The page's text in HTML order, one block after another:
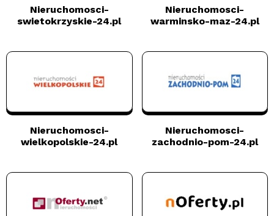
Nieruchomosci-
swietokrzyskie-24.pl
Nieruchomosci-
warminsko-maz-24.pl
Nieruchomosci-
wielkopolskie-24.pl
Nieruchomosci-
zachodnio-pom-24.pl